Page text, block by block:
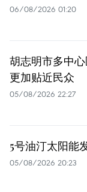
06/08/2026 01:20
胡志明市多中
更加贴近民众
05/08/2026 22:27
5号油汀太阳能
05/08/2026 20:23